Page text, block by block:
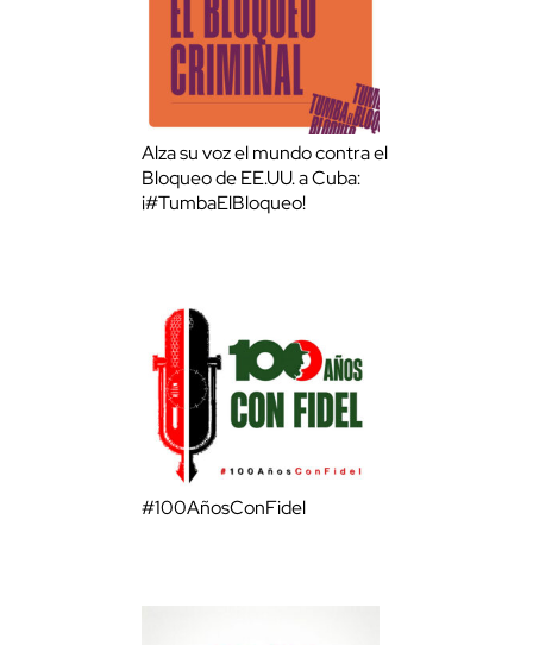
Alza su voz el mundo contra el
Bloqueo de EE.UU. a Cuba:
¡#TumbaElBloqueo!
#100AñosConFidel